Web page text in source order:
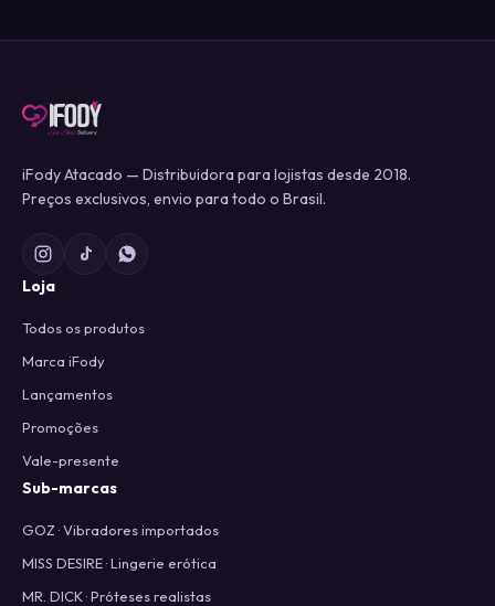
iFody Atacado — Distribuidora para lojistas desde 2018.
Preços exclusivos, envio para todo o Brasil.
Loja
Todos os produtos
Marca iFody
Lançamentos
Promoções
Vale-presente
Sub-marcas
GOZ · Vibradores importados
MISS DESIRE · Lingerie erótica
MR. DICK · Próteses realistas